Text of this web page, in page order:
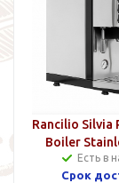
Rancilio Silvia
Boiler
Есть в
Срок